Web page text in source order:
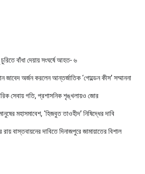
বাঁধা দেয়ায় সংঘর্ষে আহত- ৬
জাবেদ অর্জন করলেন আন্তর্জাতিক ‘গোল্ডেন কীস’ সম্মাননা
সেবায় গতি, প্রশাসনিক শৃঙ্খলায়ও জোর
মহাসমাবেশ, ‘হিজবুত তাওহীদ’ নিষিদ্ধের দাবি
বাস্তবায়নের দাবিতে দিনাজপুরে জামায়াতের বিশাল